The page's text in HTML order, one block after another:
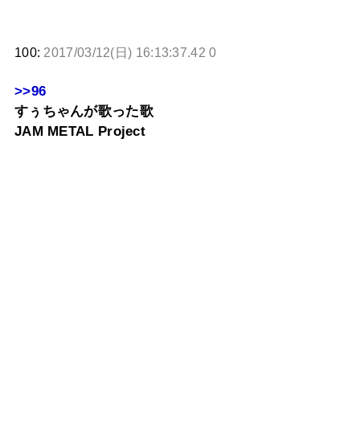
100: 2017/03/12(日) 16:13:37.42 0
>>96
すぅちゃんが歌った歌
JAM METAL Project